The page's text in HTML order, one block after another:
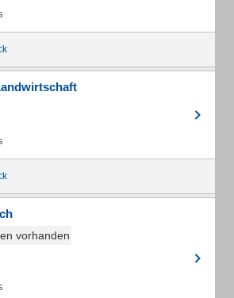
vorhanden